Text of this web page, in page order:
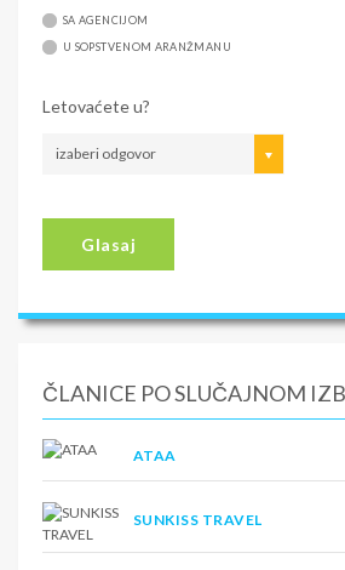
SA AGENCIJOM
U SOPSTVENOM ARANŽMANU
Letovaćete u?
izaberi odgovor
Glasaj
ČLANICE PO SLUČAJNOM
ATAA
SUNKISS TRAVEL